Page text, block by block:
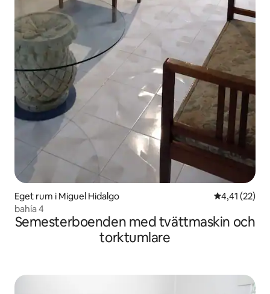
Eget rum i Miguel Hidalgo 4,41 av 5 i
4,41 (22)
bahía 4
Semesterboenden med tvättmaskin och
torktumlare